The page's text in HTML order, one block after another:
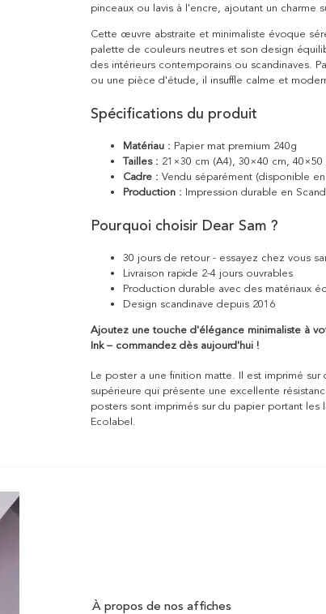
pinceaux ou lavis à l'encre, ajoutant un charme
Cette œuvre abstraite et minimaliste évoque
palette de couleurs neutres et son design
des intérieurs contemporains ou scandinaves.
ou une pièce d'étude, il insuffle calme et
Spécifications du produit
Matériau : Papier mat premium 240g
Tailles : 21×30 cm (A4), 30×40 cm,
Cadre : Vendu séparément (disponible
Production : Impression durable en
Pourquoi choisir Dear Sam ?
30 jours de retour - essayez chez vous
Livraison rapide 2-4 jours ouvrables
Production durable avec des matériaux
Design scandinave depuis 2016
Ajoutez une touche d'élégance minimaliste à
Ink – commandez dès aujourd'hui !
Le poster a une finition matte. Il est imprimé
supérieure qui présente une excellente
posters sont imprimés sur du papier portant les
Ecolabel.
À propos de nos affiches